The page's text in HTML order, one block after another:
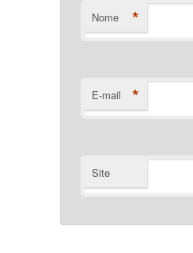
Nome *
E-mail *
Site